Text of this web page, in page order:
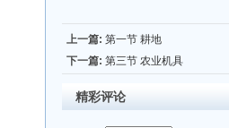
上一篇: 第一节 耕地
下一篇: 第三节 农业机具
精彩评论